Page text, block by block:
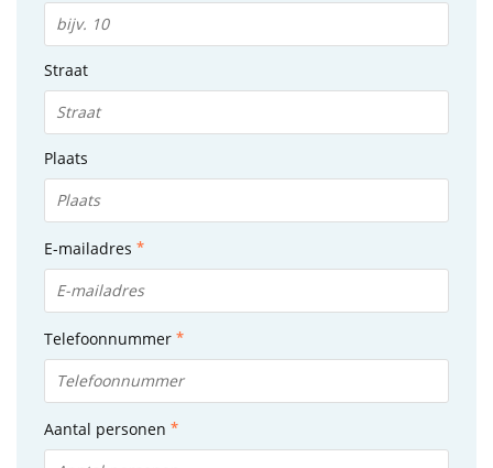
Straat
Plaats
E-mailadres
Telefoonnummer
Aantal personen